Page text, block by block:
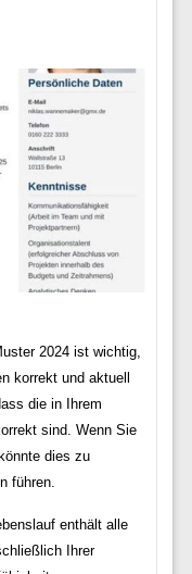
2024 ist wichtig,
korrekt und aktuell
die in Ihrem
sind. Wenn Sie
dies zu
führen.
enthält alle
Ihrer